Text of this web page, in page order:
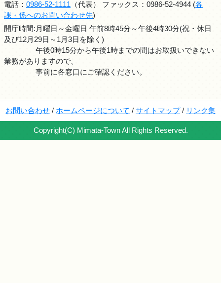
電話： 0986-52-1111 （代表） ファックス：0986-52-4944 (各
課・係へのお問い合わせ先)
開庁時間:月曜日～金曜日 午前8時45分～午後4時30分(祝・休日
及び12月29日～1月3日を除く)
午後0時15分から午後1時までの間はお取扱いできない
業務がありますので、
事前に各窓口にご確認ください。
お問い合わせ / ホームページについて / サイトマップ/ リンク集
Copyright(C) Mimata-Town All Rights Reserved.